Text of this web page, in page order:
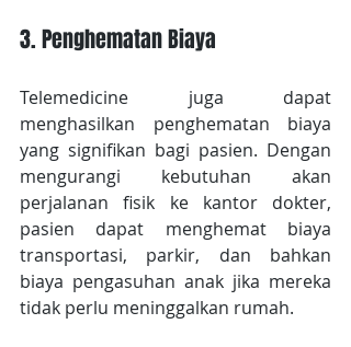
3. Penghematan Biaya
Telemedicine juga dapat
menghasilkan penghematan biaya
yang signifikan bagi pasien. Dengan
mengurangi kebutuhan akan
perjalanan fisik ke kantor dokter,
pasien dapat menghemat biaya
transportasi, parkir, dan bahkan
biaya pengasuhan anak jika mereka
tidak perlu meninggalkan rumah.